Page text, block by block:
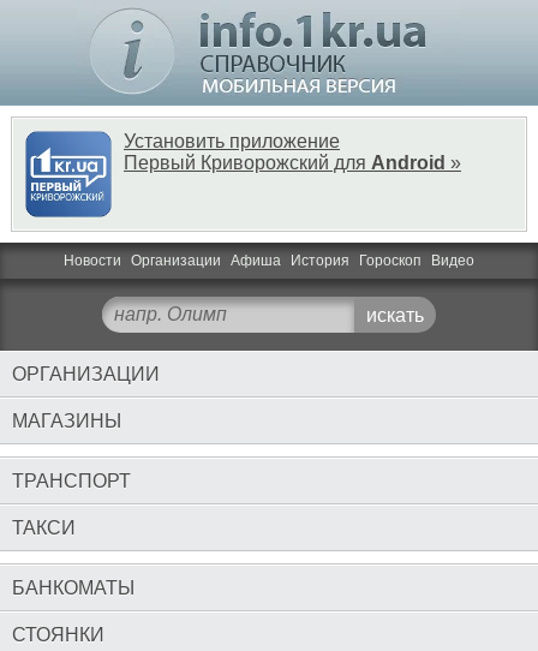
Установить приложение
Первый Криворожский для Android »
Новости Организации Афиша История Гороскоп Видео
ОРГАНИЗАЦИИ
МАГАЗИНЫ
ТРАНСПОРТ
ТАКСИ
БАНКОМАТЫ
СТОЯНКИ